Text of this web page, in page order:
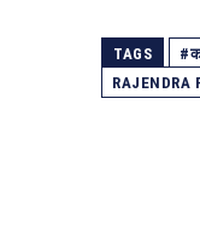
TAGS
RAJENDRA